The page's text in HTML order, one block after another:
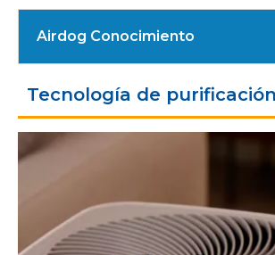
Airdog Conocimiento
Tecnología de